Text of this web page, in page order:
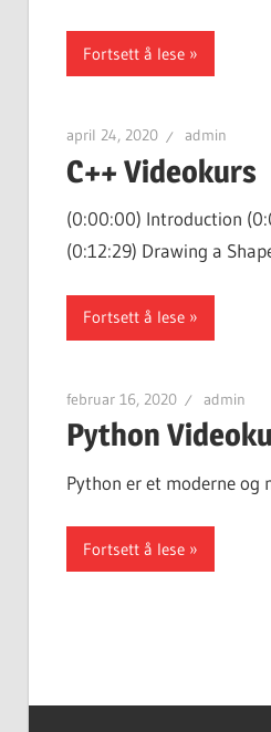
Fortsett å lese
april 24, 2020 admin
C++ Videokurs
(0:00:00) Introduction
(0:12:29) Drawing a
Fortsett å lese
februar 16, 2020 admin
Python
Python er et moderne og
Fortsett å lese